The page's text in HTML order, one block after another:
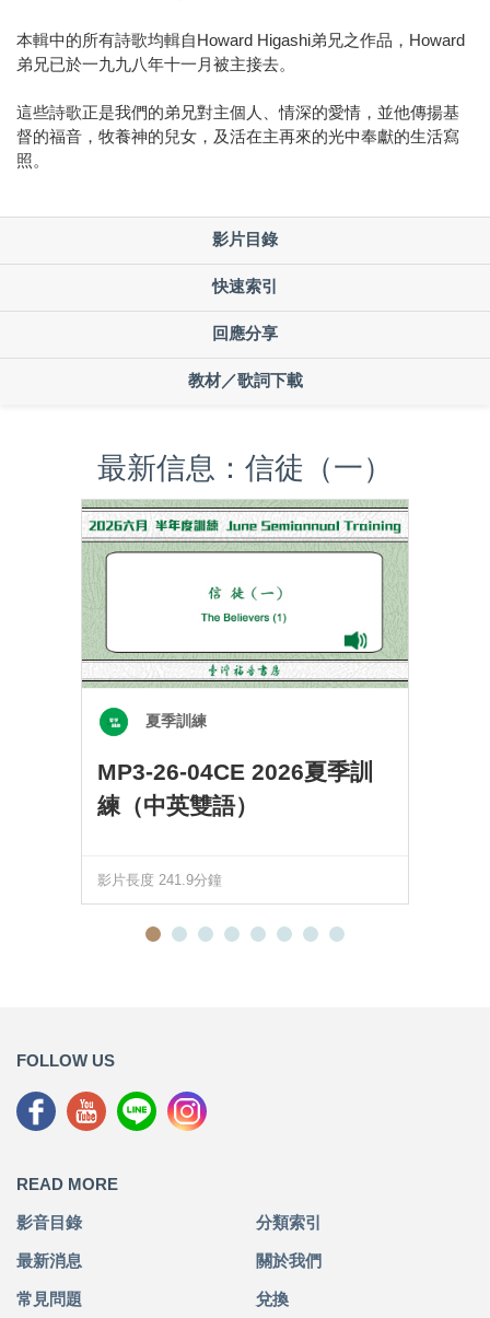
本輯中的所有詩歌均輯自Howard Higashi弟兄之作品，Howard
弟兄已於一九九八年十一月被主接去。
這些詩歌正是我們的弟兄對主個人、情深的愛情，並他傳揚基
督的福音，牧養神的兒女，及活在主再來的光中奉獻的生活寫
照。
影片目錄
快速索引
回應分享
教材／歌詞下載
最新信息：信徒（一）
夏季訓練
MP3-26-04CE 2026夏季訓
練（中英雙語）
影片長度 241.9分鐘
FOLLOW US
READ MORE
影音目錄 分類索引
最新消息 關於我們
常見問題 兌換